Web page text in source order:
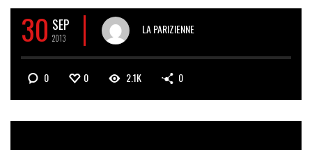
30 SEP
2013
LA PARIZIENNE
0 0 2.1K 0